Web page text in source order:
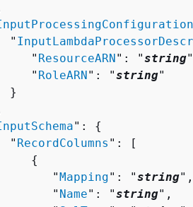
"
"
ResourceARN": "string
"
RoleARN": "string"
}
": {
"
RecordColumns ": [
{
"
Mapping": "string",
"
Name": "string",